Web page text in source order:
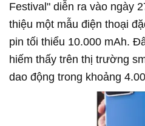
Festival" diễn ra vào ngày
thiệu một mẫu điện thoại
pin tối thiểu 10.000 mAh.
hiếm thấy trên thị trường
dao động trong khoảng